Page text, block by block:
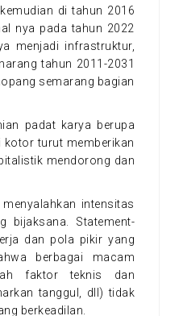
di tahun 2016
nya pada tahun 2022
menjadi infrastruktur,
tahun 2011-2031
semarang bagian
padat karya berupa
turut memberikan
mendorong dan
intensitas
bijaksana. Statement-
dan pola pikir yang
berbagai macam
faktor teknis dan
tanggul, dll) tidak
berkeadilan.